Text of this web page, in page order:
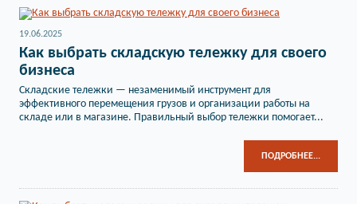
19.06.2025
Как выбрать складскую тележку для своего
бизнеса
Складские тележки — незаменимый инструмент для
эффективного перемещения грузов и организации работы на
складе или в магазине. Правильный выбор тележки помогает...
ПОДРОБНЕЕ...